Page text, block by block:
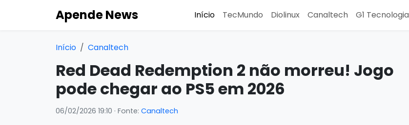
Apende News Início TecMundo Diolinux Canaltech G1 Tecnologia
Início Canaltech
Red Dead Redemption 2 não morreu! Jogo
pode chegar ao PS5 em 2026
06/02/2026 19:10 · Fonte: Canaltech